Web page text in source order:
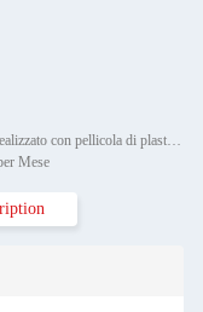
Imballaggi particolari: L'imballaggio del filo dell'asse è realizzato con pellicola di plastica, mentre l'imballaggio estern
Mese